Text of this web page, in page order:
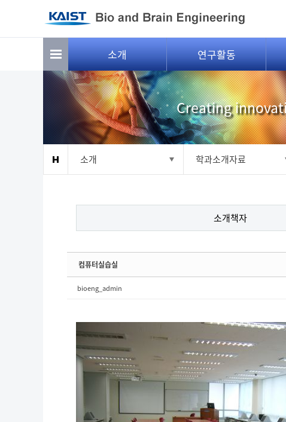
소개 연구활동
Creating
소개 학과소개자료
소개책자
컴퓨터실습실
bioeng_admin